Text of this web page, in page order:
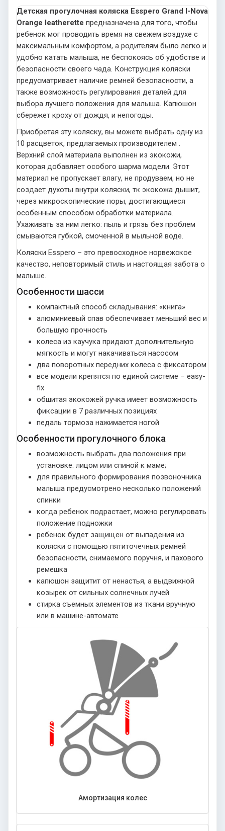
Детская прогулочная коляска Esspero Grand I-Nova
Orange leatherette предназначена для того, чтобы
ребенок мог проводить время на свежем воздухе с
максимальным комфортом, а родителям было легко и
удобно катать малыша, не беспокоясь об удобстве и
безопасности своего чада. Конструкция коляски
предусматривает наличие ремней безопасности, а
также возможность регулирования деталей для
выбора лучшего положения для малыша. Капюшон
сбережет кроху от дождя, и непогоды.
Приобретая эту коляску, вы можете выбрать одну из
10 расцветок, предлагаемых производителем .
Верхний слой материала выполнен из экокожи,
которая добавляет особого шарма модели. Этот
материал не пропускает влагу, не продуваем, но не
создает духоты внутри коляски, тк экокожа дышит,
через микроскопические поры, достигающиеся
особенным способом обработки материала.
Ухаживать за ним легко: пыль и грязь без проблем
смываются губкой, смоченной в мыльной воде.
Коляски Esspero – это превосходное норвежское
качество, неповторимый стиль и настоящая забота о
малыше.
Особенности шасси
компактный способ складывания: «книга»
алюминиевый спав обеспечивает меньший вес и
большую прочность
колеса из каучука придают дополнительную
мягкость и могут накачиваться насосом
два поворотных передних колеса с фиксатором
все модели крепятся по единой системе – easy-
fix
обшитая экокожей ручка имеет возможность
фиксации в 7 различных позициях
педаль тормоза нажимается ногой
Особенности прогулочного блока
возможность выбрать два положения при
установке: лицом или спиной к маме;
для правильного формирования позвоночника
малыша предусмотрено несколько положений
спинки
когда ребенок подрастает, можно регулировать
положение подножки
ребенок будет защищен от выпадения из
коляски с помощью пятиточечных ремней
безопасности, снимаемого поручня, и пахового
ремешка
капюшон защитит от ненастья, а выдвижной
козырек от сильных солнечных лучей
стирка съемных элементов из ткани вручную
или в машине-автомате
Амортизация колес